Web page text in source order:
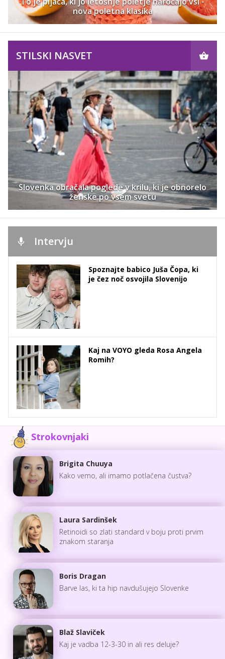
nova poletna klasika
STILSKI NASVET
Slovenka obračala poglede v krilu, ki je obnorelo
ženske po vsem svetu
Intervju
Spoznajte babico Juša Čopa, ki
je čez noč osvojila Slovenijo
Kaj na VOYO gleda Rosa Angela
Romih?
Strokovnjaki
Brigita Chuuya
Kako vemo, ali imamo potlačena čustva?
Laura Sardinšek
Retinoidi so zlati standard v boju proti prvim
znakom staranja
Boris Dragan
Barve las, ki ta hip navdušujejo Slovenke
Blaž Slaviček
Kaj je vadba 12-3-30 in ali res deluje?